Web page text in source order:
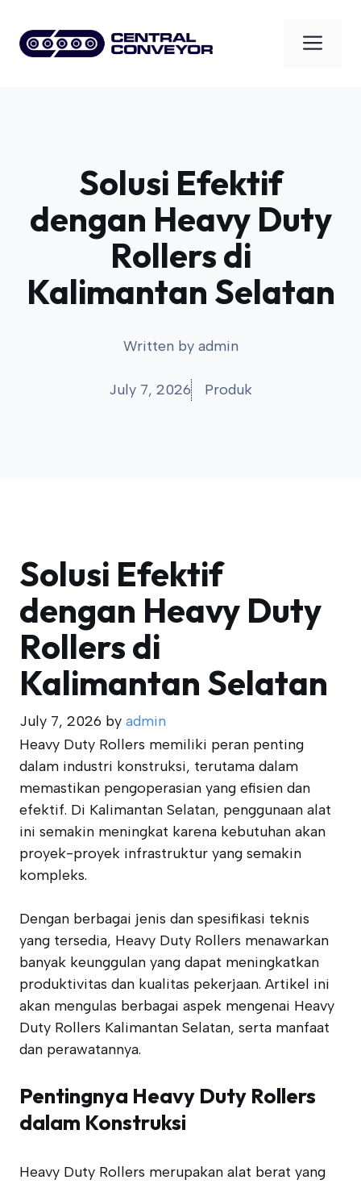
content
Solusi Efektif
dengan Heavy Duty
Rollers di
Kalimantan Selatan
Written by admin
July 7, 2026 Produk
Solusi Efektif
dengan Heavy Duty
Rollers di
Kalimantan Selatan
July 7, 2026 by admin
Heavy Duty Rollers memiliki peran penting
dalam industri konstruksi, terutama dalam
memastikan pengoperasian yang efisien dan
efektif. Di Kalimantan Selatan, penggunaan alat
ini semakin meningkat karena kebutuhan akan
proyek-proyek infrastruktur yang semakin
kompleks.
Dengan berbagai jenis dan spesifikasi teknis
yang tersedia, Heavy Duty Rollers menawarkan
banyak keunggulan yang dapat meningkatkan
produktivitas dan kualitas pekerjaan. Artikel ini
akan mengulas berbagai aspek mengenai Heavy
Duty Rollers Kalimantan Selatan, serta manfaat
dan perawatannya.
Pentingnya Heavy Duty Rollers
dalam Konstruksi
Heavy Duty Rollers merupakan alat berat yang